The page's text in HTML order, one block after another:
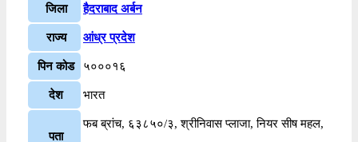
जिला हैदराबाद अर्बन
राज्य आंध्र प्रदेश
पिन कोड ५०००१६
देश भारत
पता
फब ब्रांच, ६३८५०/३, श्रीनिवास प्लाजा, नियर सीष महल,